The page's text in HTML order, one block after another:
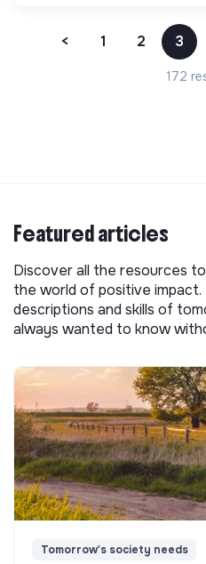
< 1 2 3
172
Featured articles
Discover all the resources
the world of positive impact.
descriptions and skills of
always wanted to know
Tomorrow's society needs